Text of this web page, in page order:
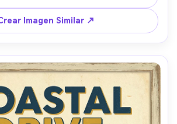
y textura risográfica sutiles,
fuerte, diseño limpio de impresión --
ar 4:5
Imagen Similar ↗